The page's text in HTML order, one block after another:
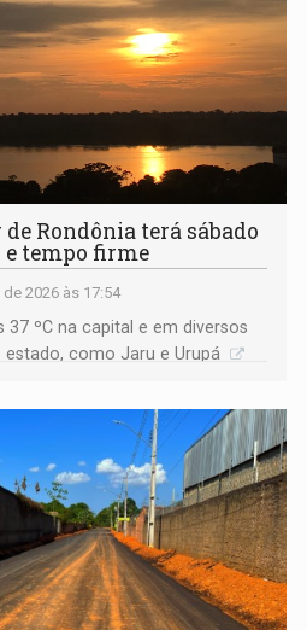
Rondônia terá sábado
e tempo firme
2026 às 17:54
ºC na capital e em diversos
como Jaru e Urupá